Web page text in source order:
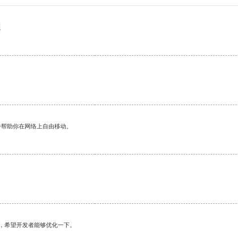
助你在网络上自由移动。
望开发者能够优化一下。